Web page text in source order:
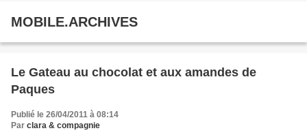
MOBILE.ARCHIVES
Le Gateau au chocolat et aux amandes de
Paques
Publié le 26/04/2011 à 08:14
Par clara & compagnie